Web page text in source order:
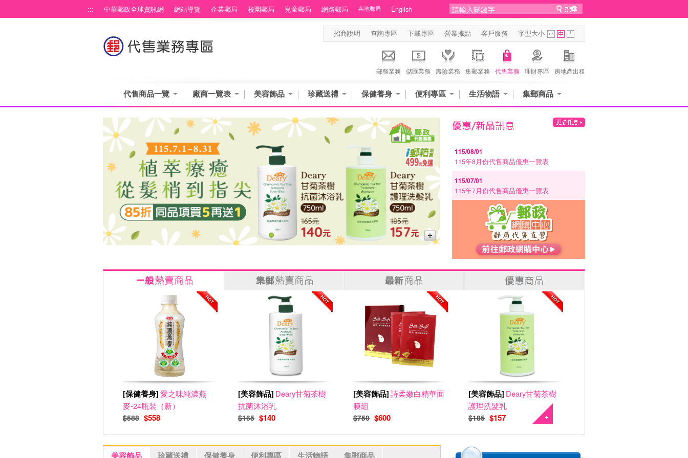
::: 中華郵政全球資訊網 網站導覽 企業郵局 校園郵局 兒童郵局 網路郵局 各地郵局 English
招商說明 查詢專區 下載專區 營業據點 客戶服務 字型大小
郵務業務 儲匯業務 壽險業務 集郵業務 代售業務 理財專區 房地產出租
代售商品一覽 廠商一覽表 美容飾品 珍藏送禮 保健養身 便利專區 生活物語 集郵商品
115/08/01
115年8月份代售商品優惠一覽表
115/07/01
115年7月份代售商品優惠一覽表
[保健養身]愛之味純濃燕
麥-24瓶裝（新）
$588 $558
[美容飾品] Deary甘菊茶樹
抗菌沐浴乳
$165 $140
[美容飾品]詩柔嫩白精華面
膜組
$750 $600
[美容飾品] Deary甘菊茶樹
護理洗髮乳
$185 $157
美容飾品 珍藏送禮 保健養身 便利專區 生活物語 集郵商品